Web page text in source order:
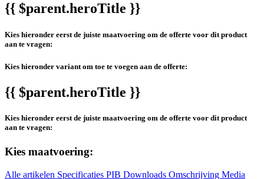
{{ $parent.heroTitle }}
Kies hieronder eerst de juiste maatvoering om de offerte voor dit product
aan te vragen:
Kies hieronder variant om toe te voegen aan de offerte:
{{ $parent.heroTitle }}
Kies hieronder eerst de juiste maatvoering om de offerte voor dit product
aan te vragen:
Kies maatvoering:
Alle artikelen Specificaties PIB Downloads Omschrijving Media